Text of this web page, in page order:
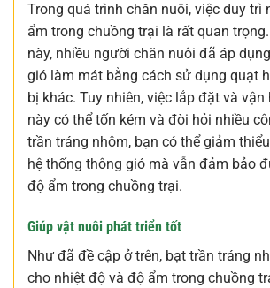
Trong quá trình chăn nuôi, việc duy trì
ẩm trong chuồng trại là rất quan
này, nhiều người chăn nuôi đã áp
gió làm mát bằng cách sử dụng quạt
bị khác. Tuy nhiên, việc lắp đặt và vận
này có thể tốn kém và đòi hỏi nhiều
trần tráng nhôm, bạn có thể giảm
hệ thống thông gió mà vẫn đảm bảo
độ ẩm trong chuồng trại.
Giúp vật nuôi phát triển tốt
Như đã đề cập ở trên, bạt trần tráng
cho nhiệt độ và độ ẩm trong chuồng